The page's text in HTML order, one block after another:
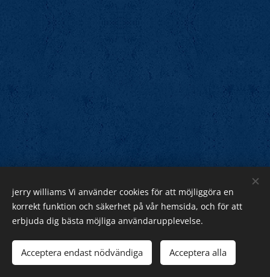
Jerry Williams
Sveriges Rock Kung.
Webnode Cookies
jerry williams Vi använder cookies för att möjliggöra en
korrekt funktion och säkerhet på vår hemsida, och för att
erbjuda dig bästa möjliga användarupplevelse.
Acceptera endast nödvändiga Acceptera alla